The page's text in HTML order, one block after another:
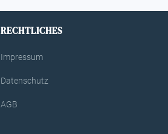
RECHTLICHES
Impressum
Datenschutz
AGB